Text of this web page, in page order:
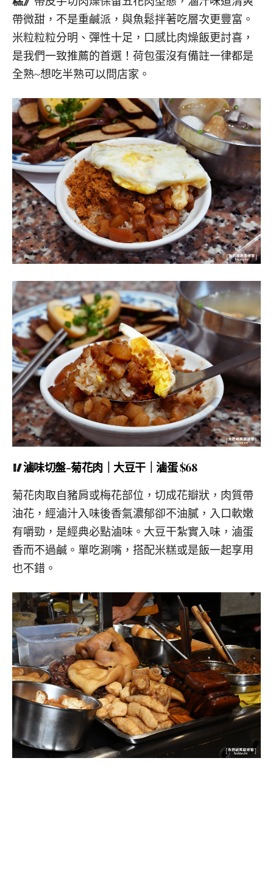
帶微甜，不是重鹹派，與魚鬆拌著吃層次更豐富。
米粒粒粒分明、彈性十足，口感比肉燥飯更討喜，
是我們一致推薦的首選！荷包蛋沒有備註一律都是
全熟~想吃半熟可以問店家。
🥢滷味切盤-菊花肉｜大豆干｜滷蛋 $68
菊花肉取自豬肩或梅花部位，切成花瓣狀，肉質帶
油花，經滷汁入味後香氣濃郁卻不油膩，入口軟嫩
有嚼勁，是經典必點滷味 。大豆干紮實入味，滷蛋
香而不過鹹。單吃涮嘴，搭配米糕或是飯一起享用
也不錯。